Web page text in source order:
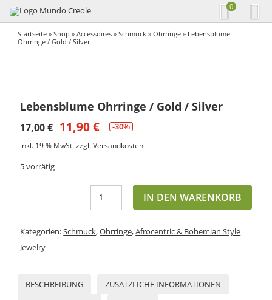
0
Startseite »Shop »Accessoires »Schmuck »Ohrringe » Lebensblume
Ohrringe / Gold / Silver
Lebensblume Ohrringe / Gold / Silver
17,00€ 11,90€ -30%
inkl. 19 % MwSt. zzgl.Versandkosten
5 vorrätig
IN DEN WARENKORB
Kategorien:Schmuck,Ohrringe,Afrocentric & Bohemian Style
Jewelry
BESCHREIBUNG
ZUSÄTZLICHE INFORMATIONEN